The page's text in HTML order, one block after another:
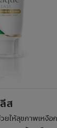
ส
ยให้สุขภาพเหงือ